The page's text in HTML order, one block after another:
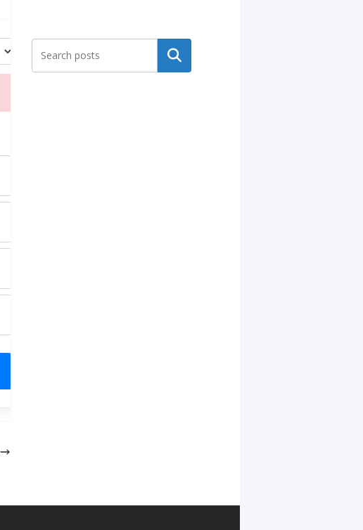
Search